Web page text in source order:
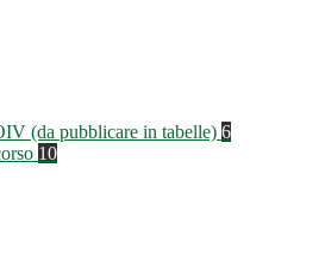
(da pubblicare in tabelle) 6
10